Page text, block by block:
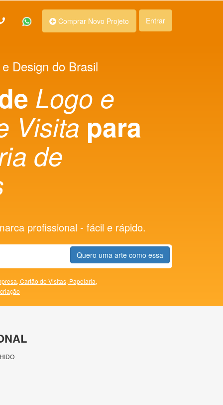
Comprar Novo Projeto Entrar
Design do Brasil
Logo e
Visita para
de
profissional - fácil e rápido.
Quero uma arte como essa
Cartão de Visitas, Papelaria,